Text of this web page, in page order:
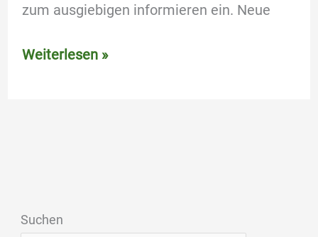
zum ausgiebigen informieren ein. Neue
Weiterlesen »
Suchen